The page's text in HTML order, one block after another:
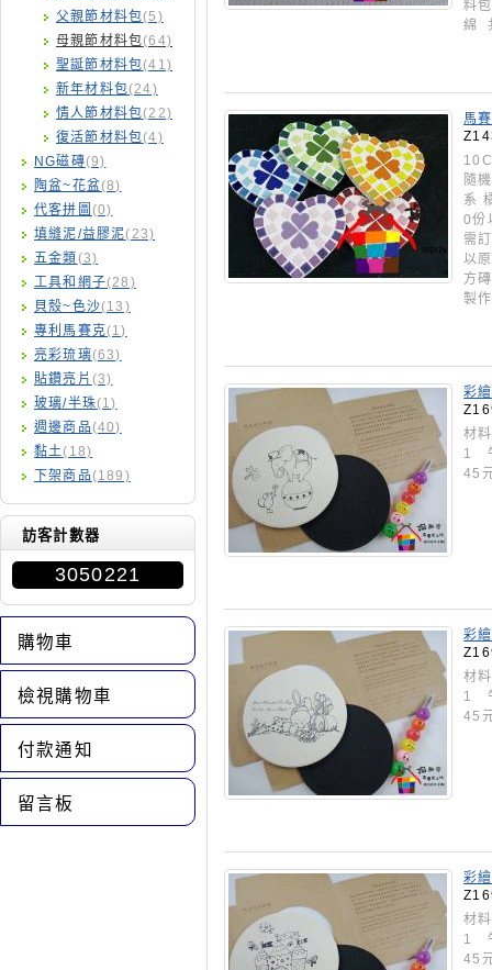
父親節材料包(5)
母親節材料包(64)
聖誕節材料包(41)
新年材料包(24)
情人節材料包(22)
復活節材料包(4)
NG磁磚(9)
陶盆~花盆(8)
代客拼圖 (0)
填縫泥/益膠泥(23)
五金類 (3)
工具和網子(28)
貝殼~色沙(13)
專利馬賽克(1)
亮彩琉璃(63)
貼鑽亮片 (3)
玻璃/半珠(1)
週邊商品(40)
黏土(18)
下架商品(189)
訪客計數器
3050221
購物車
檢視購物車
付款通知
留言板
料
綿
馬
每
隨
系
0份
需
以
方
製
彩
材
1
45
彩
材
1
45
彩
材
1
45